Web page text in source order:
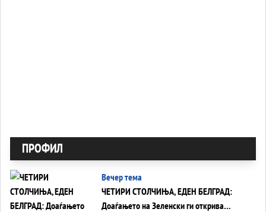
ПРОФИЛ
Вечер тема
ЧЕТИРИ СТОЛЧИЊА, ЕДЕН БЕЛГРАД:
Доаѓањето на Зеленски ги открива